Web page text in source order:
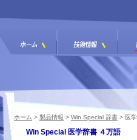
ホーム > 製品情報 > Win Special 辞書 > 医
Win Special 医学辞書 ４万語